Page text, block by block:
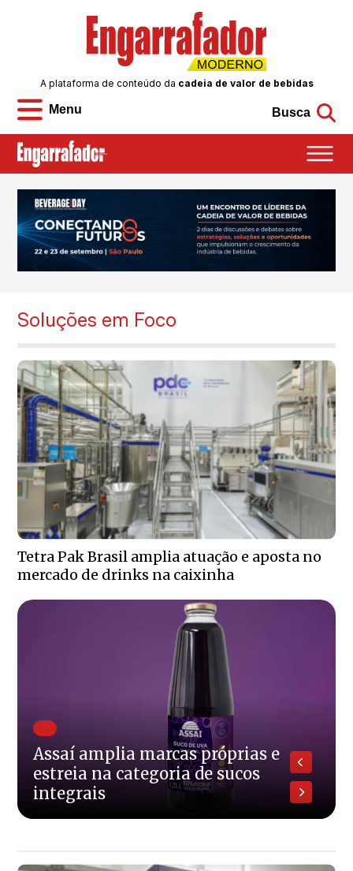
Menu
A plataforma de conteúdo da cadeia de valor de bebidas
Busca
Soluções em Foco
Tetra Pak Brasil amplia atuação e aposta no
mercado de drinks na caixinha
Assaí amplia marcas próprias e
estreia na categoria de sucos
integrais